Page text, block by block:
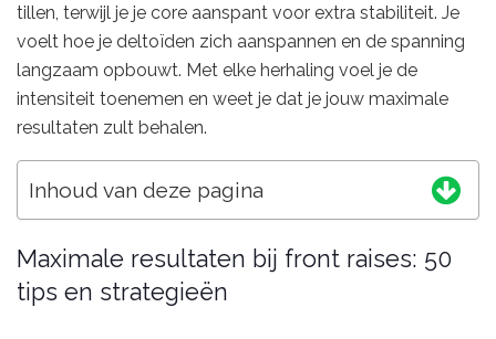
tillen, terwijl je je core aanspant voor extra stabiliteit. Je
voelt hoe je deltoïden zich aanspannen en de spanning
langzaam opbouwt. Met elke herhaling voel je de
intensiteit toenemen en weet je dat je jouw maximale
resultaten zult behalen.
Inhoud van deze pagina
Maximale resultaten bij front raises: 50
tips en strategieën